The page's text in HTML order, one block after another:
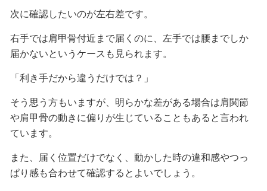
次に確認したいのが左右差です。
右手では肩甲骨付近まで届くのに、左手では腰までしか
届かないというケースも見られます。
「利き手だから違うだけでは？」
そう思う方もいますが、明らかな差がある場合は肩関節
や肩甲骨の動きに偏りが生じていることもあると言われ
ています。
また、届く位置だけでなく、動かした時の違和感やつっ
ぱり感も合わせて確認するとよいでしょう。